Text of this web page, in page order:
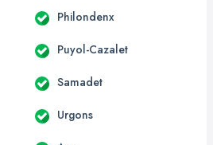
Philondenx
Puyol-Cazalet
Samadet
Urgons